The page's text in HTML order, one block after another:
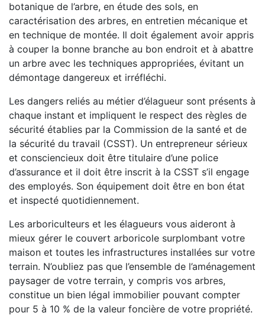
botanique de l’arbre, en étude des sols, en
caractérisation des arbres, en entretien mécanique et
en technique de montée. Il doit également avoir appris
à couper la bonne branche au bon endroit et à abattre
un arbre avec les techniques appropriées, évitant un
démontage dangereux et irréfléchi.
Les dangers reliés au métier d’élagueur sont présents à
chaque instant et impliquent le respect des règles de
sécurité établies par la Commission de la santé et de
la sécurité du travail (CSST). Un entrepreneur sérieux
et consciencieux doit être titulaire d’une police
d’assurance et il doit être inscrit à la CSST s’il engage
des employés. Son équipement doit être en bon état
et inspecté quotidiennement.
Les arboriculteurs et les élagueurs vous aideront à
mieux gérer le couvert arboricole surplombant votre
maison et toutes les infrastructures installées sur votre
terrain. N’oubliez pas que l’ensemble de l’aménagement
paysager de votre terrain, y compris vos arbres,
constitue un bien légal immobilier pouvant compter
pour 5 à 10 % de la valeur foncière de votre propriété.